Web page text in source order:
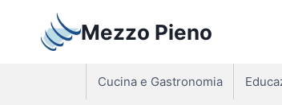
contenuto
Mezzo Pieno
Cucina e Gastronomia